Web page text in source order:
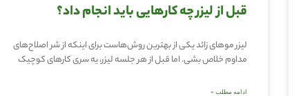
قبل از لیزر چه کارهایی باید انجام داد؟
لیزر موهای زائد یکی از بهترین روش‌هاست برای اینکه از شر اصلاح‌های
مداوم خلاص بشی. اما قبل از هر جلسه لیزر، یه سری کارهای کوچیک
ادامه مطلب »